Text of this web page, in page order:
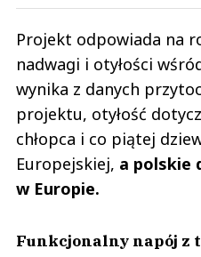
Projekt odpowiada na
nadwagi i otyłości
wynika z danych
projektu, otyłość
chłopca i co piątej
Europejskiej, a polskie
w Europie.
Funkcjonalny napój z